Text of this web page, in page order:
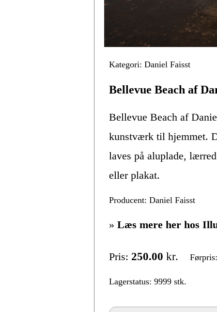
Kategori: Daniel Faisst
Bellevue Beach af
Bellevue Beach af
kunstværk til hjemmet.
laves på aluplade,
eller plakat.
Producent: Daniel Faisst
» Læs mere her hos
Pris: 250.00 kr.
Lagerstatus: 9999 stk.